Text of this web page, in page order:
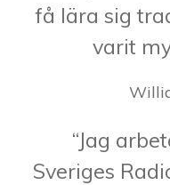
få lära sig
varit
“Jag
Sveriges